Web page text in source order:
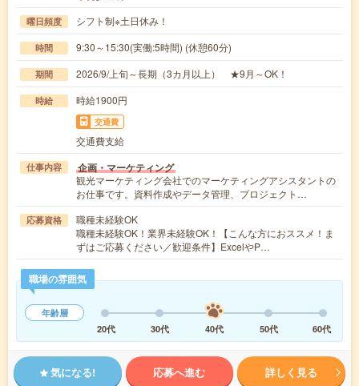
曜日頻度 シフト制※土日休み！
時間 9:30～15:30(実働:5時間) (休憩60分)
期間 2026/9/上旬～長期（3カ月以上） ★9月～OK！
時給 時給1900円
交通費
交通費支給
仕事内容 企画・マーケティング
観光マーケティング会社でのマーケティングアシスタントの
お仕事です。資料作成やデータ管理、プロジェクト…
応募資格
職種未経験OK
職種未経験OK！業界未経験OK！【こんな方におススメ！ま
ずはご応募ください／歓迎条件】ExcelやP…
職場の雰囲気
年齢層
20代
30代 40代 50代 60代
気になる! 応募へ進む 詳しく見る